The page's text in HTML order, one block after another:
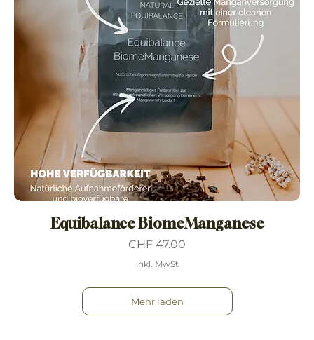
Equibalance BiomeManganese
Preis
CHF 47.00
inkl. MwSt
Mehr laden